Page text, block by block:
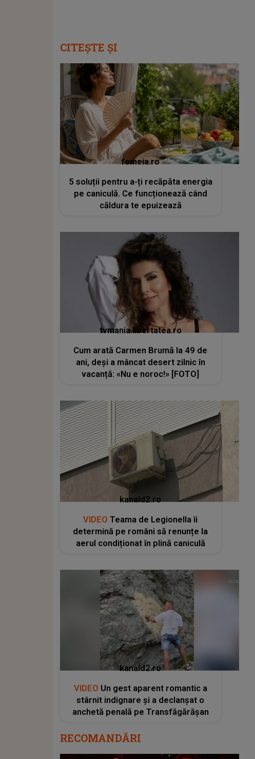
CITEȘTE ȘI
femeia.ro
5 soluții pentru a-ți recăpăta energia
pe caniculă. Ce funcționează când
căldura te epuizează
tvmania.libertatea.ro
Cum arată Carmen Brumă la 49 de
ani, deși a mâncat desert zilnic în
vacanță: «Nu e noroc!» [FOTO]
kanald2.ro
VIDEO Teama de Legionella îi
determină pe români să renunțe la
aerul condiționat în plină caniculă
kanald2.ro
VIDEO Un gest aparent romantic a
stârnit indignare și a declanșat o
anchetă penală pe Transfăgărășan
RECOMANDĂRI